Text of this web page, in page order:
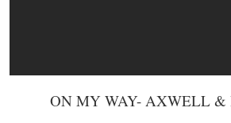
ON MY WAY- AXWELL &